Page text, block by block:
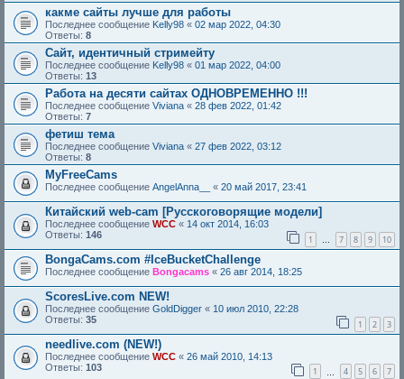
какме сайты лучше для работы
Последнее сообщение Kelly98 « 02 мар 2022, 04:30
Ответы: 8
Сайт, идентичный стримейту
Последнее сообщение Kelly98 « 01 мар 2022, 04:00
Ответы: 13
Работа на десяти сайтах ОДНОВРЕМЕННО !!!
Последнее сообщение Viviana « 28 фев 2022, 01:42
Ответы: 7
фетиш тема
Последнее сообщение Viviana « 27 фев 2022, 03:12
Ответы: 8
MyFreeCams
Последнее сообщение AngelAnna__ « 20 май 2017, 23:41
Китайский web-cam [Русскоговорящие модели]
Последнее сообщение WCC « 14 окт 2014, 16:03
Ответы: 146 1 … 7 8 9 10
BongaCams.com #IceBucketChallenge
Последнее сообщение Bongacams « 26 авг 2014, 18:25
ScoresLive.com NEW!
Последнее сообщение GoldDigger « 10 июл 2010, 22:28
Ответы: 35 1 2 3
needlive.com (NEW!)
Последнее сообщение WCC « 26 май 2010, 14:13
Ответы: 103 1 4 5 6 7